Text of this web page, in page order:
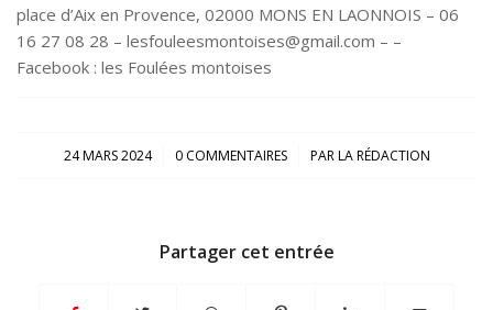
place d’Aix en Provence, 02000 MONS EN LAONNOIS – 06
16 27 08 28 – lesfouleesmontoises@gmail.com – –
Facebook : les Foulées montoises
24 MARS 2024
/ 0 COMMENTAIRES
/ PARLA RÉDACTION
Partager cet entrée